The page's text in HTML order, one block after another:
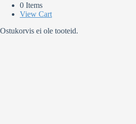
0 Items
View Cart
Ostukorvis ei ole tooteid.